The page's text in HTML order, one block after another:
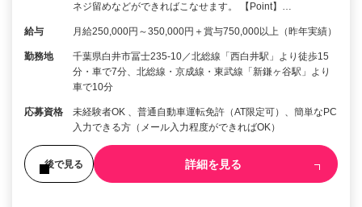
ネジ留めなどができればこなせます。 【Point】…
給与 月給250,000円～350,000円＋賞与750,000以上（昨年実績）
勤務地
千葉県白井市冨士235-10／北総線「西白井駅」より徒歩15
分・車で7分、北総線・京成線・東武線「新鎌ヶ谷駅」より
車で10分
応募資格
未経験者OK 、普通自動車運転免許（AT限定可）、簡単なPC
入力できる方（メール入力程度ができればOK）
後で見る 詳細を見る